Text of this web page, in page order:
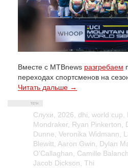
Вместе с MTBnews разгребаем
переходах спортсменов на
Читать дальше →
Слухи 2026 dhi world cup
Mondraker Ryan Pinkerton
Dunne Veronika Widmann
Blewitt Aaron Gwin Dylan
O'Callaghan
Camille
Jacob Dickson Thi